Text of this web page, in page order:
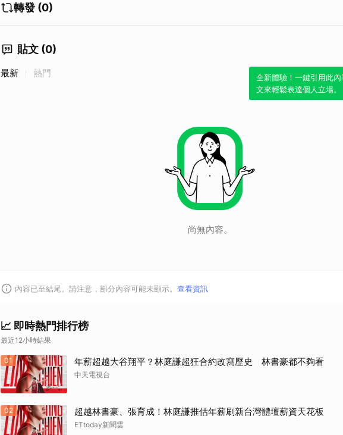
轉發 (0)
貼文 (0)
全新體驗！一鍵引用此
文來輕鬆表達個人立場。
最新 熱門
尚無內容。
內容已至結尾。請注意，部分內容可能未顯示。 查看資訊
📈 即時熱門排行榜
最近12小時結果
01 年薪超越大谷翔平？林庭謙超狂合約改寫歷史 林書豪都不夠看
中天電視台
02 超越林書豪、張育成！林庭謙推估年薪刷新台灣體壇薪資天花板
ETtoday新聞雲